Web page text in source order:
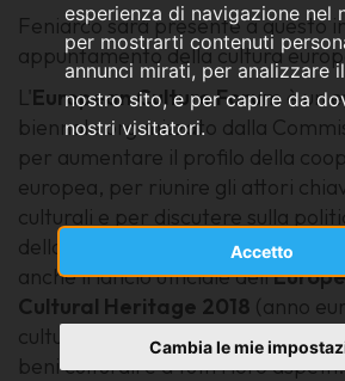
esperienza di navigazione nel
per mostrarti contenuti
annunci mirati, per analizzare
nostro sito, e per capire da
nostri visitatori.
Accetto
Cambia le mie
Feniarco sarà presente a questo
appuntamento della cultura
L'European Culture Forum è un
biennale organizzato dalla
per aumentare il profilo della
europea, per riunire gli attori
culturali e per discutere sulla
della cultura dell'UE. La sua
anche il lancio ufficiale dell'
Cultural Heritage 2018 (anno
culturali), l'anno tematico dell'UE
beni culturali e a tutti i loro aspetti.